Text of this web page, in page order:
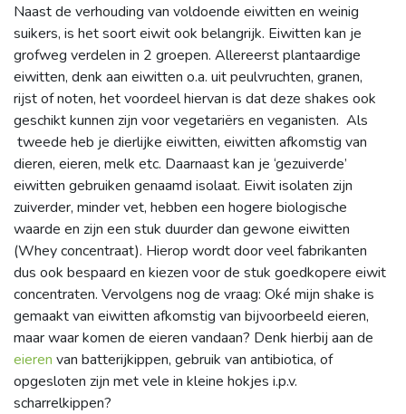
Naast de verhouding van voldoende eiwitten en weinig
suikers, is het soort eiwit ook belangrijk. Eiwitten kan je
grofweg verdelen in 2 groepen. Allereerst plantaardige
eiwitten, denk aan eiwitten o.a. uit peulvruchten, granen,
rijst of noten, het voordeel hiervan is dat deze shakes ook
geschikt kunnen zijn voor vegetariërs en veganisten. Als
tweede heb je dierlijke eiwitten, eiwitten afkomstig van
dieren, eieren, melk etc. Daarnaast kan je ‘gezuiverde’
eiwitten gebruiken genaamd isolaat. Eiwit isolaten zijn
zuiverder, minder vet, hebben een hogere biologische
waarde en zijn een stuk duurder dan gewone eiwitten
(Whey concentraat). Hierop wordt door veel fabrikanten
dus ook bespaard en kiezen voor de stuk goedkopere eiwit
concentraten. Vervolgens nog de vraag: Oké mijn shake is
gemaakt van eiwitten afkomstig van bijvoorbeeld eieren,
maar waar komen de eieren vandaan? Denk hierbij aan de
eieren van batterijkippen, gebruik van antibiotica, of
opgesloten zijn met vele in kleine hokjes i.p.v.
scharrelkippen?